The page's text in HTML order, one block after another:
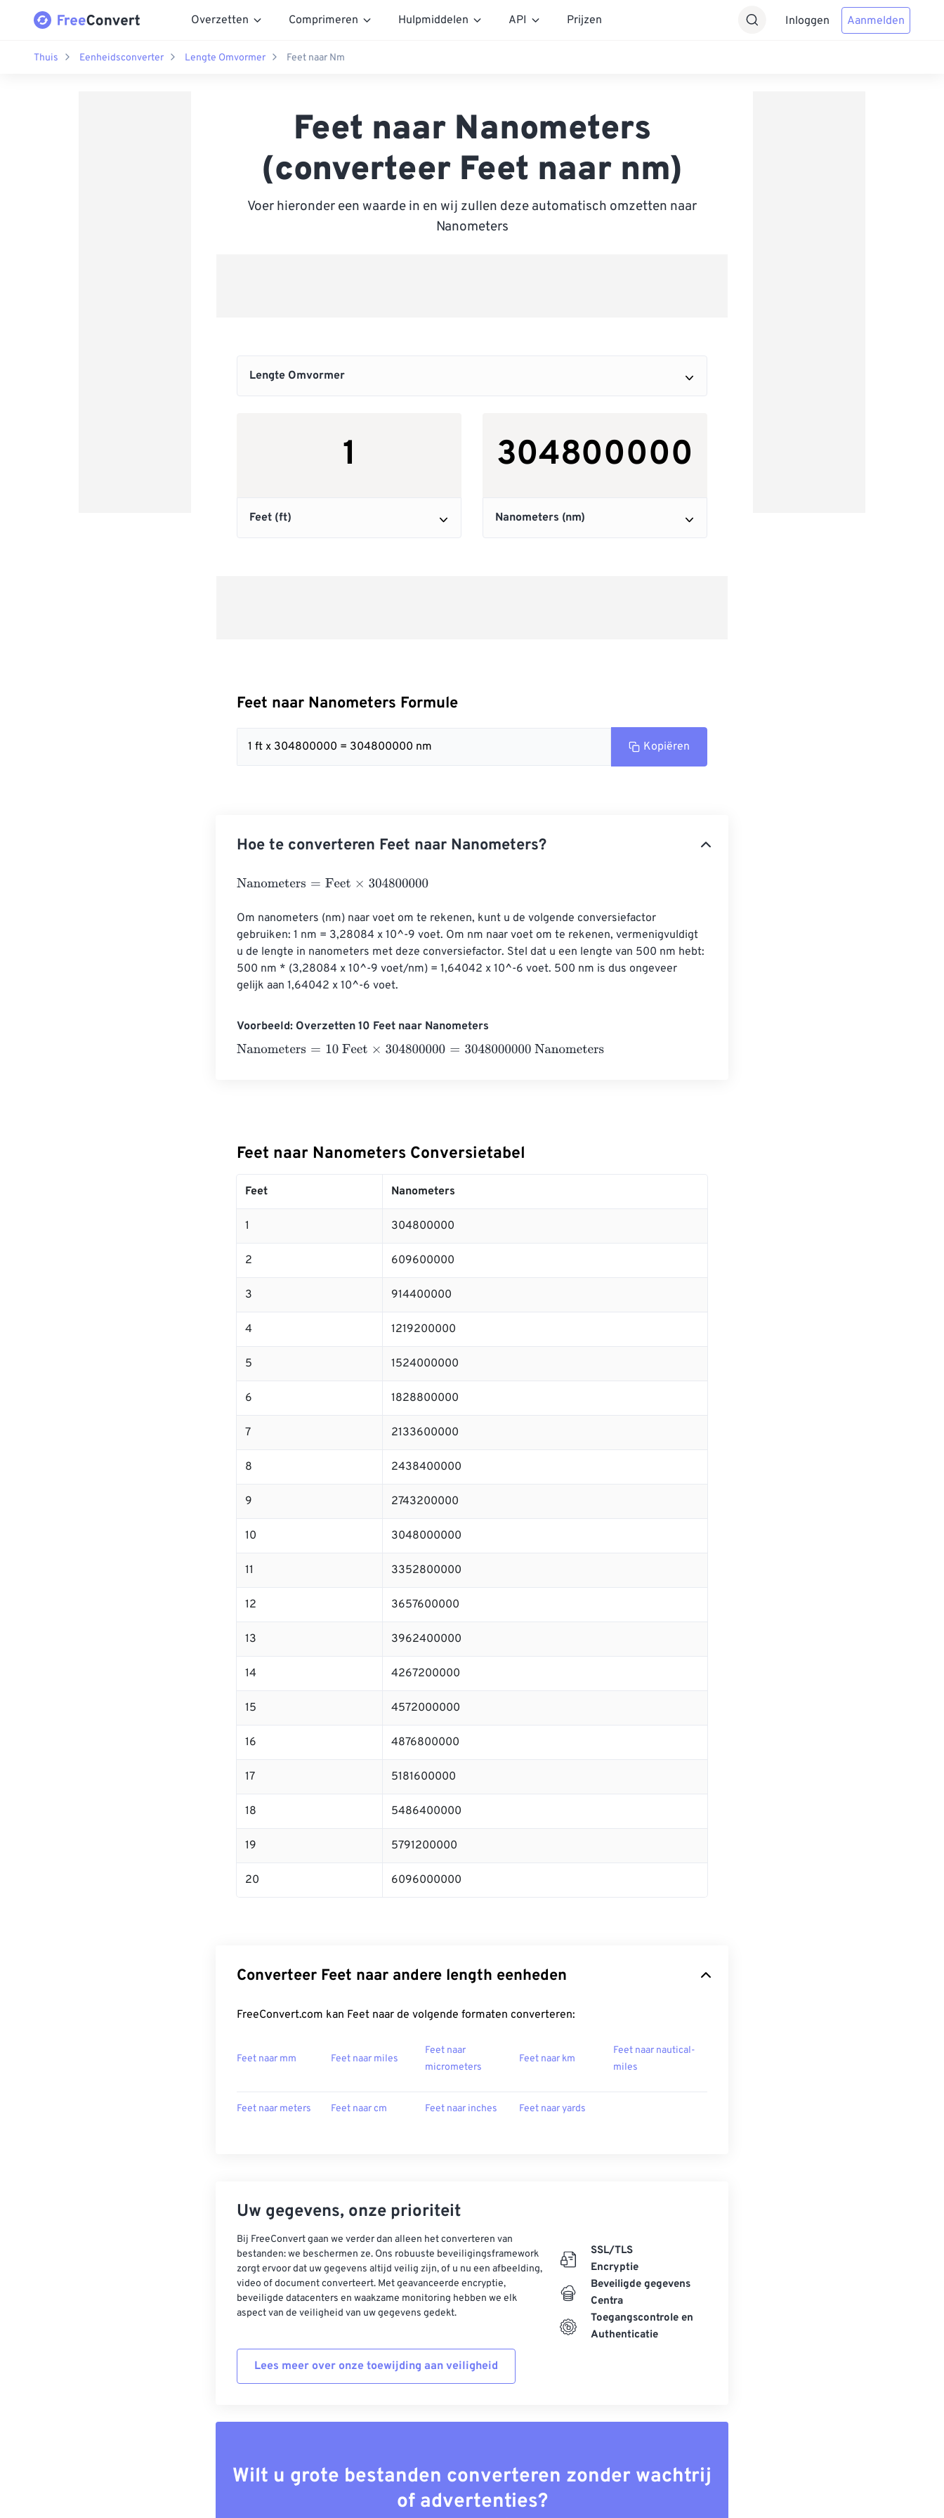
Overzetten Comprimeren Hulpmiddelen API Prijzen Inloggen Aanmelden
Thuis Eenheidsconverter Lengte Omvormer Feet naar Nm
Feet naar Nanometers
(converteer Feet naar nm)
Voer hieronder een waarde in en wij zullen deze automatisch omzetten naar
Nanometers
Feet naar Nanometers Formule
1 ft x 304800000 = 304800000 nm Kopiëren
Hoe te converteren Feet naar Nanometers?
Nanometers= Feet×304800000
Om nanometers (nm) naar voet om te rekenen, kunt u de volgende conversiefactor
gebruiken: 1 nm = 3,28084 x 10^-9 voet. Om nm naar voet om te rekenen, vermenigvuldigt
u de lengte in nanometers met deze conversiefactor. Stel dat u een lengte van 500 nm hebt:
500 nm * (3,28084 x 10^-9 voet/nm) = 1,64042 x 10^-6 voet. 500 nm is dus ongeveer
gelijk aan 1,64042 x 10^-6 voet.
Voorbeeld: Overzetten 10 Feet naar Nanometers
Nanometers= 10 Feet×304800000=3048000000 Nanometers
Feet naar Nanometers Conversietabel
Feet Nanometers
1 304800000
2 609600000
3 914400000
4 1219200000
5 1524000000
6 1828800000
7 2133600000
8 2438400000
9 2743200000
10 3048000000
11 3352800000
12 3657600000
13 3962400000
14 4267200000
15 4572000000
16 4876800000
17 5181600000
18 5486400000
19 5791200000
20 6096000000
Converteer Feet naar andere length eenheden
FreeConvert.com kan Feet naar de volgende formaten converteren:
Feet naar mm Feet naar miles
Feet naar
micrometers
Feet naar km
Feet naar nautical-
miles
Feet naar meters Feet naar cm Feet naar inches Feet naar yards
Uw gegevens, onze prioriteit
Bij FreeConvert gaan we verder dan alleen het converteren van
bestanden: we beschermen ze. Ons robuuste beveiligingsframework
zorgt ervoor dat uw gegevens altijd veilig zijn, of u nu een afbeelding,
video of document converteert. Met geavanceerde encryptie,
beveiligde datacenters en waakzame monitoring hebben we elk
aspect van de veiligheid van uw gegevens gedekt.
Lees meer over onze toewijding aan veiligheid
SSL/TLS
Encryptie
Beveiligde gegevens
Centra
Toegangscontrole en
Authenticatie
Wilt u grote bestanden converteren zonder wachtrij
of advertenties?